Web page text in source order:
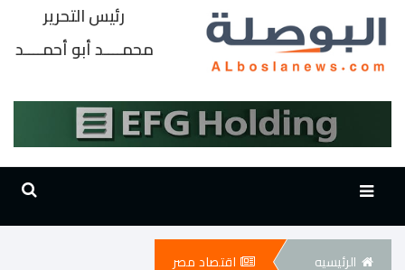
رئيس التحرير
محمــــد أبو أحمــــد
الرئيسيه اقتصاد مصر